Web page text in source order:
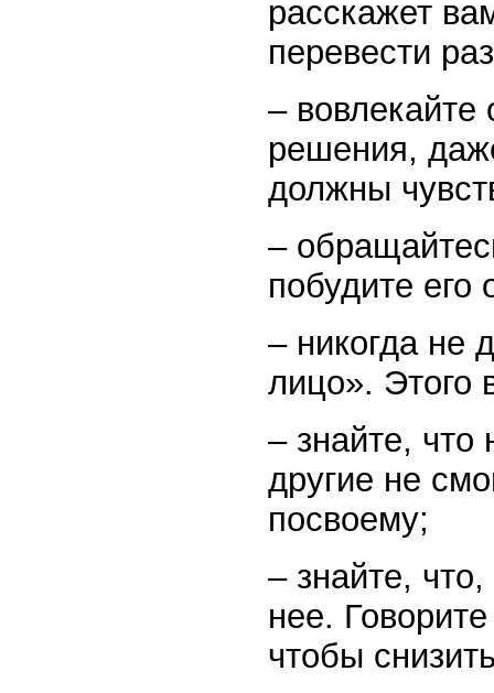
расскажет
перевести
– вовлекайте
решения,
должны
–
побудите его
– никогда не
лицо». Этого
– знайте, что
другие не
посвоему;
– знайте,
нее.
чтобы